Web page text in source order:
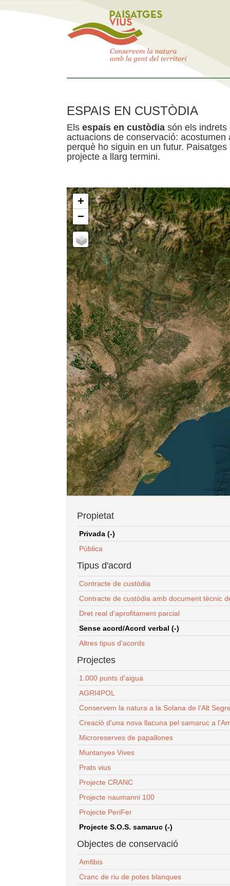
ESPAIS EN CUSTÒDIA
Els espais en custòdia són els indrets
actuacions de conservació:
perquè ho siguin en un futur.
projecte a llarg termini.
+
−
Propietat
Privada (-)
Pública
Tipus d'acord
Contracte de custòdia
Contracte de custòdia amb document tècnic
Dret real d'aprofitament parcial
Sense acord/Acord verbal (-)
Altres tipus d'acords
Projectes
1.000 punts d'aigua
AGRI4POL
Conservem la natura a la Solana de l'Alt
Creació d'una nova llacuna pel samaruc a
Microreserves de papallones
Muntanyes Vives
Prats vius
Projecte CRANC
Projecte naumanni 100
Projecte PeriFer
Projecte S.O.S. samaruc (-)
Objectes de conservació
Amfibis
Cranc de riu de potes blanques